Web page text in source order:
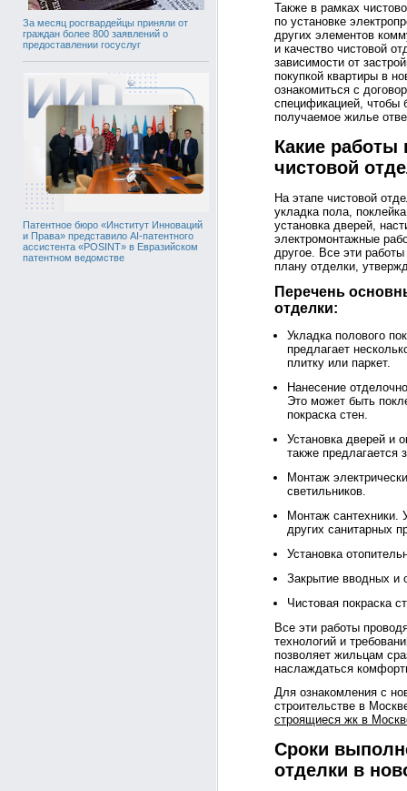
За месяц росгвардейцы приняли от
граждан более 800 заявлений о
предоставлении госуслуг
Патентное бюро «Институт Инноваций
и Права» представило AI-патентного
ассистента «POSINT» в Евразийском
патентном ведомстве
Также в рамках
по установке
других элементов
и качество чистовой
зависимости от
покупкой квартиры в
ознакомиться с
спецификацией, чтобы
получаемое жилье
Какие работы
чистовой
На этапе чистовой
укладка пола,
установка дверей,
электромонтажные
другое. Все эти
плану отделки,
Перечень
отделки:
Укладка полового
предлагает
плитку или паркет.
Нанесение
Это может быть
покраска стен.
Установка дверей и
также предлагается
Монтаж
светильников.
Монтаж сантехники.
других санитарных
Установка
Закрытие вводных и
Чистовая покраска
Все эти работы
технологий и
позволяет жильцам
наслаждаться
Для ознакомления с
строительстве в
строящиеся жк в
Сроки
отделки в